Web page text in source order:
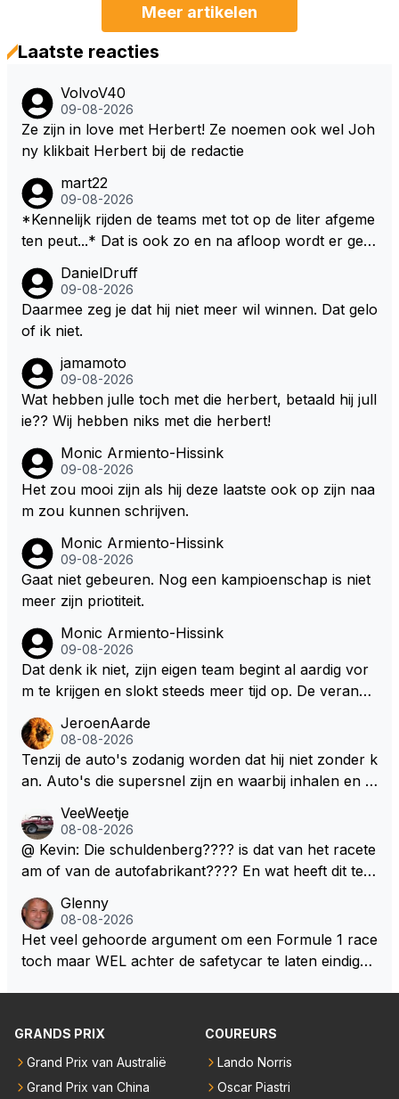
Meer artikelen
Laatste reacties
VolvoV40
09-08-2026
Ze zijn in love met Herbert! Ze noemen ook wel Joh
ny klikbait Herbert bij de redactie
mart22
09-08-2026
*Kennelijk rijden de teams met tot op de liter afgeme
ten peut...* Dat is ook zo en na afloop wordt er gec
zitten. Om die reden is Vettel ooit gediskwalificeerd. J
e hoort soms ook wel eens dat ze brandstoof moete
n sparen als de race engineer denkt dat ze die ene li
door die 1 liter te verhogen naar bijv. 5 liter en dan di
e ronden achter SC niet mee te tellen. Na x ronden
SC moet er na afloop niet nog 5 maar x liter inzitten.
DanielDruff
09-08-2026
Daarmee zeg je dat hij niet meer wil winnen. Dat gelo
of ik niet.
jamamoto
09-08-2026
Wat hebben julle toch met die herbert, betaald hij jull
ie?? Wij hebben niks met die herbert!
Monic Armiento-Hissink
09-08-2026
Het zou mooi zijn als hij deze laatste ook op zijn naa
m zou kunnen schrijven.
Monic Armiento-Hissink
09-08-2026
Gaat niet gebeuren. Nog een kampioenschap is niet
meer zijn priotiteit.
Monic Armiento-Hissink
09-08-2026
Dat denk ik niet, zijn eigen team begint al aardig vor
m te krijgen en slokt steeds meer tijd op. De verande
en zullen ben ik bang niet het gewenste effect hebb
en. Mocht het wel zo zijn dan zal het 3 jaar zijn, hoo
guit 5 jaar maar echt niet langer. Vergeet niet, hij hee
em meer plezier gebracht dan de F1 op dit moment.
JeroenAarde
08-08-2026
Tenzij de auto's zodanig worden dat hij niet zonder k
an. Auto's die supersnel zijn en waarbij inhalen en v
ronkende motoren en op de grenzen rijden van de
mogelijkheden. Het ouderwetse racen waarbij de ma
nnen en jongens verdeeld worden. Als deze auto's g
uden dan dat hij op dit moment beweerd. Dan kan hij
zijn talenten en uitzonderlijke klasse laten zien en he
eft daar enorm veel lol aan.
VeeWeetje
08-08-2026
@ Kevin: Die schuldenberg???? is dat van het racete
am of van de autofabrikant???? En wat heeft dit te
ert nu de spindoctor van newey geworden?? Eerlijk
gezegd snap ik de de kop én het artikel niet echt.
Glenny
08-08-2026
Het veel gehoorde argument om een Formule 1 race
toch maar WEL achter de safetycar te laten eindigen
rijden de teams met tot op de liter afgemeten peut...
GRANDS PRIX
Grand Prix van Australië
Grand Prix van China
COUREURS
Lando Norris
Oscar Piastri